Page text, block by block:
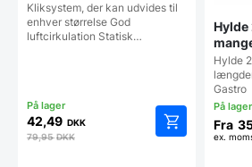
Kliksystem, der kan udvides til
enhver størrelse God
luftcirkulation Statisk…
42,49 DKK
79,95DKK
Hylde
Hylde
Gastro
Fra
ex.